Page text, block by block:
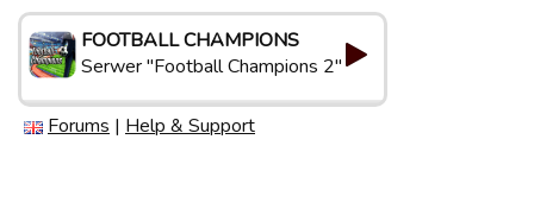
FOOTBALL CHAMPIONS
Serwer "Football Champions 2"
Forums | Help & Support